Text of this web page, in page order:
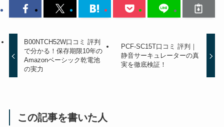
B00NTCH52W口コミ 評判
で分かる！保存期限10年の
Amazonベーシック乾電池
の実力
PCF-SC15T口コミ 評判｜
静音サーキュレーターの真
実を徹底検証！
この記事を書いた人